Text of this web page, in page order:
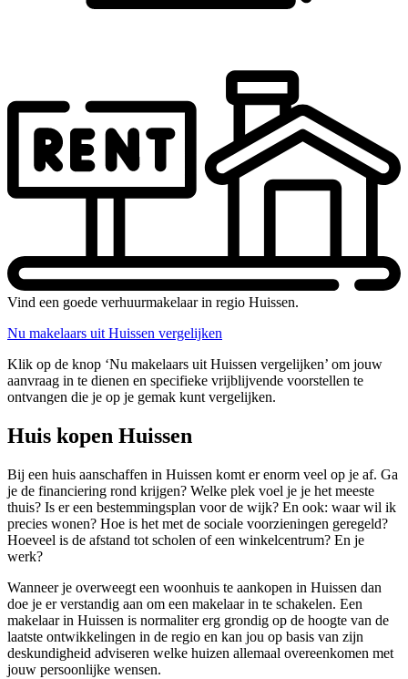
Vind een goede verhuurmakelaar in regio Huissen.
Nu makelaars uit Huissen vergelijken
Klik op de knop ‘Nu makelaars uit Huissen vergelijken’ om jouw
aanvraag in te dienen en specifieke vrijblijvende voorstellen te
ontvangen die je op je gemak kunt vergelijken.
Huis kopen Huissen
Bij een huis aanschaffen in Huissen komt er enorm veel op je af. Ga
je de financiering rond krijgen? Welke plek voel je je het meeste
thuis? Is er een bestemmingsplan voor de wijk? En ook: waar wil ik
precies wonen? Hoe is het met de sociale voorzieningen geregeld?
Hoeveel is de afstand tot scholen of een winkelcentrum? En je
werk?
Wanneer je overweegt een woonhuis te aankopen in Huissen dan
doe je er verstandig aan om een makelaar in te schakelen. Een
makelaar in Huissen is normaliter erg grondig op de hoogte van de
laatste ontwikkelingen in de regio en kan jou op basis van zijn
deskundigheid adviseren welke huizen allemaal overeenkomen met
jouw persoonlijke wensen.